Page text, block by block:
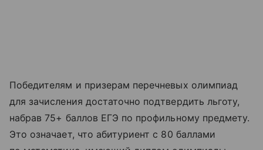
Победителям и призерам перечневых олимпиад
для зачисления достаточно подтвердить льготу,
набрав 75+ баллов ЕГЭ по профильному предмету.
Это означает, что абитуриент с 80 баллами